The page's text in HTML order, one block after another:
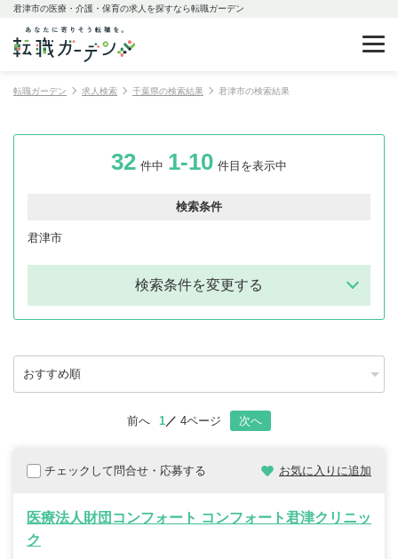
君津市の医療・介護・保育の求人を探すなら転職ガーデン
転職ガーデン 求人検索 千葉県の検索結果 君津市の検索結果
32 件中 1-10 件目を表示中
検索条件
君津市
検索条件を変更する
前へ 1 4ページ 次へ
チェックして問合せ・応募する お気に入りに追加
医療法人財団コンフォート コンフォート君津クリニッ
ク